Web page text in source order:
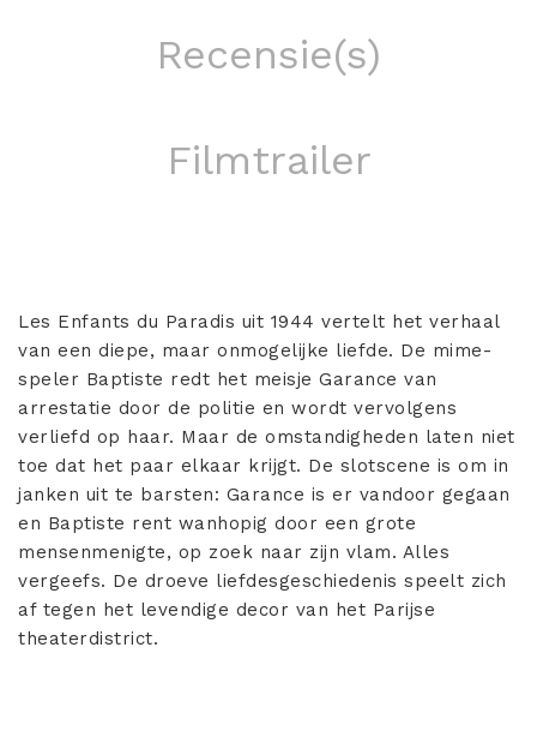
Recensie(s)
Filmtrailer
Les Enfants du Paradis uit 1944 vertelt het verhaal
van een diepe, maar onmogelijke liefde. De mime-
speler Baptiste redt het meisje Garance van
arrestatie door de politie en wordt vervolgens
verliefd op haar. Maar de omstandigheden laten niet
toe dat het paar elkaar krijgt. De slotscene is om in
janken uit te barsten: Garance is er vandoor gegaan
en Baptiste rent wanhopig door een grote
mensenmenigte, op zoek naar zijn vlam. Alles
vergeefs. De droeve liefdesgeschiedenis speelt zich
af tegen het levendige decor van het Parijse
theaterdistrict.